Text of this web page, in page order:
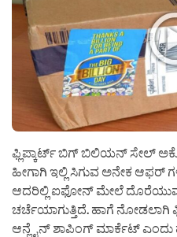
ಫ್ಲಿಪ್ಕಾರ್ಟ್ ಬಿಗ್ ಬಿಲಿಯನ್ ಸೇಲ್
ಹೀಗಾಗಿ ಇಲ್ಲಿ ಸಿಗುವ ಅನೇಕ ಆಫರ್
ಆದರಿಲ್ಲಿ ಐಫೋನ್ ಮೇಲೆ ದೊರೆಯುವ
ಚರ್ಚೆಯಾಗುತ್ತಿದೆ. ಹಾಗೆ ನೋಡಲಾಗಿ
ಆನ್ಲೈನ್ ಶಾಪಿಂಗ್ ಮಾರ್ಕೆಟ್ ಎಂದು